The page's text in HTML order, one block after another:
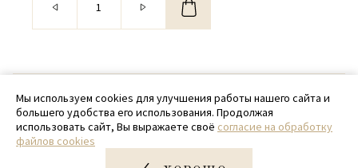
© 2020 - 2026 SamPack
+ 7 (918) 699-97-87
zakaz@sampack.store
Мы используем cookies для улучшения работы нашего сайта и
большего удобства его использования. Продолжая
использовать сайт, Вы выражаете своё согласие на обработку
файлов cookies